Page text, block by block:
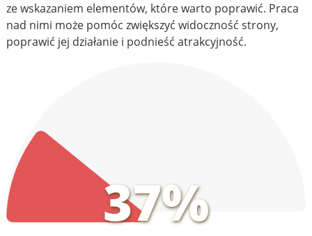
ze wskazaniem elementów, które warto poprawić. Praca
nad nimi może pomóc zwiększyć widoczność strony,
poprawić jej działanie i podnieść atrakcyjność.
37%